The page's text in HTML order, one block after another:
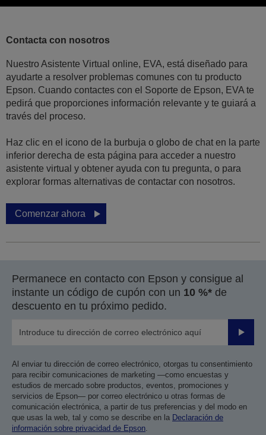
Contacta con nosotros
Nuestro Asistente Virtual online, EVA, está diseñado para
ayudarte a resolver problemas comunes con tu producto
Epson. Cuando contactes con el Soporte de Epson, EVA te
pedirá que proporciones información relevante y te guiará a
través del proceso.
Haz clic en el icono de la burbuja o globo de chat en la parte
inferior derecha de esta página para acceder a nuestro
asistente virtual y obtener ayuda con tu pregunta, o para
explorar formas alternativas de contactar con nosotros.
Comenzar ahora
Permanece en contacto con Epson y consigue al
instante un código de cupón con un 10 %* de
descuento en tu próximo pedido.
Enviar
Al enviar tu dirección de correo electrónico, otorgas tu consentimiento
para recibir comunicaciones de marketing —como encuestas y
estudios de mercado sobre productos, eventos, promociones y
servicios de Epson— por correo electrónico u otras formas de
comunicación electrónica, a partir de tus preferencias y del modo en
que usas la web, tal y como se describe en la Declaración de
información sobre privacidad de Epson.